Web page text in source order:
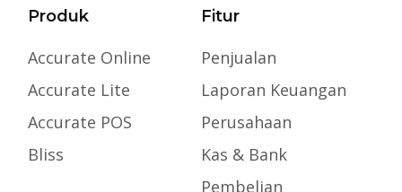
Produk
Accurate Online
Accurate Lite
Accurate POS
Bliss
Fitur
Penjualan
Laporan Keuangan
Perusahaan
Kas & Bank
Pembelian